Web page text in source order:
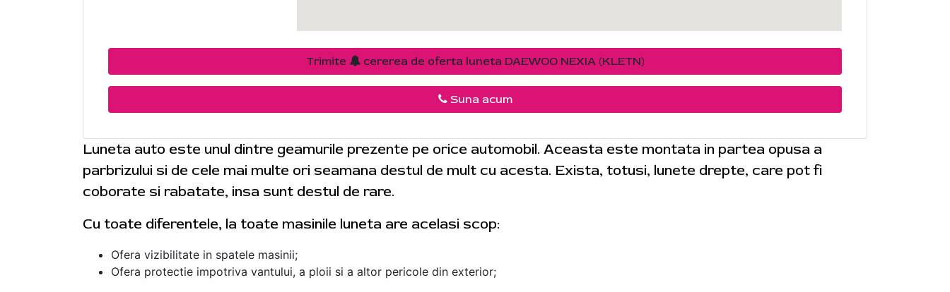
Trimite cererea de oferta luneta DAEWOO NEXIA (KLETN)
Suna acum
Luneta auto este unul dintre geamurile prezente pe orice automobil. Aceasta este montata in partea opusa a
parbrizului si de cele mai multe ori seamana destul de mult cu acesta. Exista, totusi, lunete drepte, care pot fi
coborate si rabatate, insa sunt destul de rare.
Cu toate diferentele, la toate masinile luneta are acelasi scop:
Ofera vizibilitate in spatele masinii;
Ofera protectie impotriva vantului, a ploii si a altor pericole din exterior;